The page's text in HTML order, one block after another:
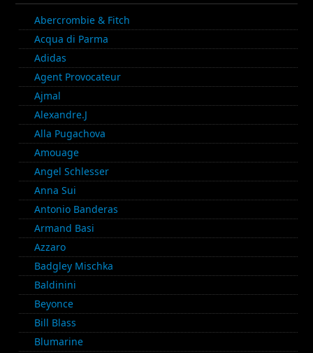
Abercrombie & Fitch
Acqua di Parma
Adidas
Agent Provocateur
Ajmal
Alexandre.J
Alla Pugachova
Amouage
Angel Schlesser
Anna Sui
Antonio Banderas
Armand Basi
Azzaro
Badgley Mischka
Baldinini
Beyonce
Bill Blass
Blumarine